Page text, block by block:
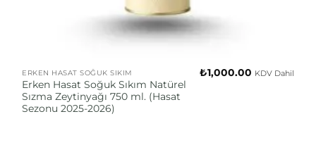
ERKEN HASAT SOĞUK SIKIM
Erken Hasat Soğuk Sıkım Natürel
Sızma Zeytinyağı 750 ml. (Hasat
Sezonu 2025-2026)
₺1,000.00 KDV Dahil